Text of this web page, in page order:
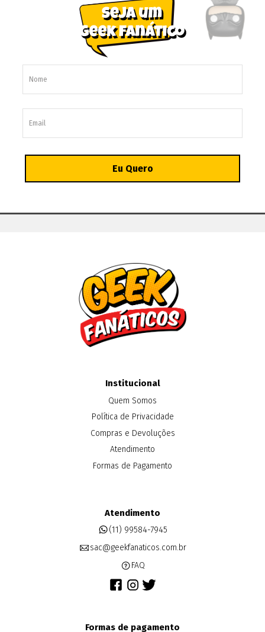
Institucional
Quem Somos
Política de Privacidade
Compras e Devoluções
Atendimento
Formas de Pagamento
Atendimento
(11) 99584-7945
sac@geekfanaticos.com.br
FAQ
Formas de pagamento